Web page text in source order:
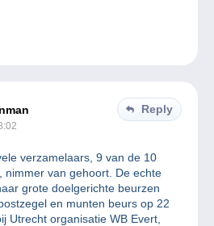
Reply
verzamelaars, 9 van de 10
nimmer van gehoort. De echte
grote doelgerichte beurzen
en munten beurs op 22
Utrecht organisatie WB Evert,